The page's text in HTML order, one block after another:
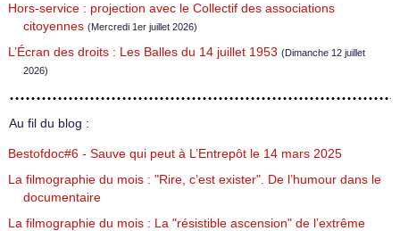
Hors-service : projection avec le Collectif des associations
citoyennes (Mercredi 1er juillet 2026)
L’Écran des droits : Les Balles du 14 juillet 1953 (Dimanche 12 juillet
2026)
Au fil du blog :
Bestofdoc#6 - Sauve qui peut à L’Entrepôt le 14 mars 2025
La filmographie du mois : "Rire, c’est exister". De l’humour dans le
documentaire
La filmographie du mois : La "résistible ascension" de l’extrême